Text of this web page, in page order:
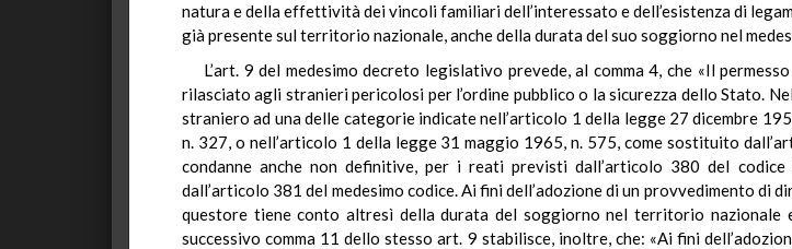
natura e della effettività dei vincoli familiari dell’interessato e dell’esistenza di
già presente sul territorio nazionale, anche della durata del suo soggiorno nel
L’art. 9 del medesimo decreto legislativo prevede, al comma 4, che «Il
rilasciato agli stranieri pericolosi per l’ordine pubblico o la sicurezza dello Stato.
straniero ad una delle categorie indicate nell’articolo 1 della legge 27 dicembre
n. 327, o nell’articolo 1 della legge 31 maggio 1965, n. 575, come sostituito
condanne anche non definitive, per i reati previsti dall’articolo 380 del
dall’articolo 381 del medesimo codice. Ai fini dell’adozione di un provvedimento di
questore tiene conto altresì della durata del soggiorno nel territorio nazionale
successivo comma 11 dello stesso art. 9 stabilisce, inoltre, che: «Ai fini